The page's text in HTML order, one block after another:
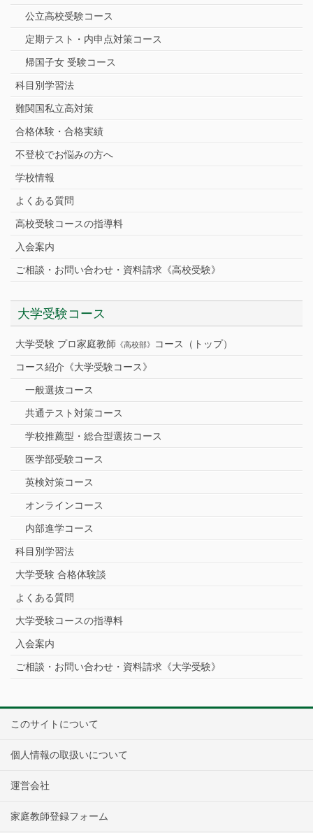
公立高校受験コース
定期テスト・内申点対策コース
帰国子女 受験コース
科目別学習法
難関国私立高対策
合格体験・合格実績
不登校でお悩みの方へ
学校情報
よくある質問
高校受験コースの指導料
入会案内
ご相談・お問い合わせ・資料請求《高校受験》
大学受験コース
大学受験 プロ家庭教師 《高校部》 コース（トップ）
コース紹介《大学受験コース》
一般選抜コース
共通テスト対策コース
学校推薦型・総合型選抜コース
医学部受験コース
英検対策コース
オンラインコース
内部進学コース
科目別学習法
大学受験 合格体験談
よくある質問
大学受験コースの指導料
入会案内
ご相談・お問い合わせ・資料請求《大学受験》
このサイトについて
個人情報の取扱いについて
運営会社
家庭教師登録フォーム